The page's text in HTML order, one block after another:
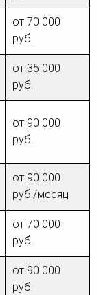
от 70 000
руб.
от 35 000
руб.
от 90 000
руб.
от 90 000
руб./месяц
от 70 000
руб.
от 90 000
руб.